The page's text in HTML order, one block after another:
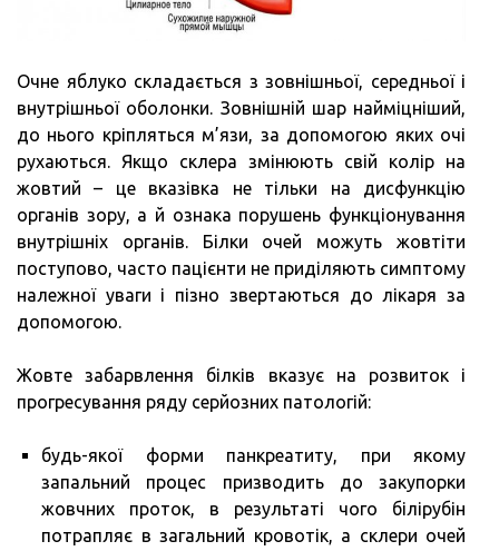
Очне яблуко складається з зовнішньої, середньої і
внутрішньої оболонки. Зовнішній шар найміцніший,
до нього кріпляться м’язи, за допомогою яких очі
рухаються. Якщо склера змінюють свій колір на
жовтий – це вказівка ​​не тільки на дисфункцію
органів зору, а й ознака порушень функціонування
внутрішніх органів. Білки очей можуть жовтіти
поступово, часто пацієнти не приділяють симптому
належної уваги і пізно звертаються до лікаря за
допомогою.
Жовте забарвлення білків вказує на розвиток і
прогресування ряду серйозних патологій:
будь-якої форми панкреатиту, при якому
запальний процес призводить до закупорки
жовчних проток, в результаті чого білірубін
потрапляє в загальний кровотік, а склери очей